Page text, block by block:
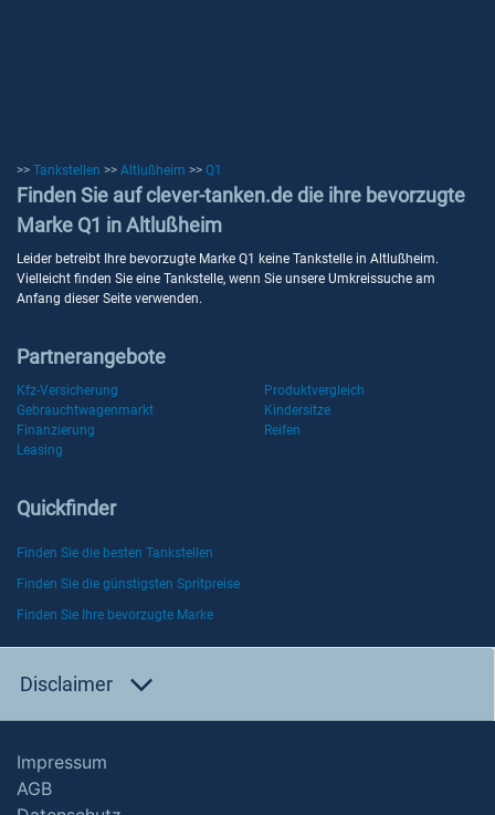
>> Tankstellen >> Altlußheim >> Q1
Finden Sie auf clever-tanken.de die ihre bevorzugte
Marke Q1 in Altlußheim
Leider betreibt Ihre bevorzugte Marke Q1 keine Tankstelle in Altlußheim.
Vielleicht finden Sie eine Tankstelle, wenn Sie unsere Umkreissuche am
Anfang dieser Seite verwenden.
Partnerangebote
Kfz-Versicherung
Produktvergleich
Gebrauchtwagenmarkt
Kindersitze
Finanzierung
Reifen
Leasing
Quickfinder
Finden Sie die besten Tankstellen
Finden Sie die günstigsten Spritpreise
Finden Sie Ihre bevorzugte Marke
Disclaimer
Impressum
AGB